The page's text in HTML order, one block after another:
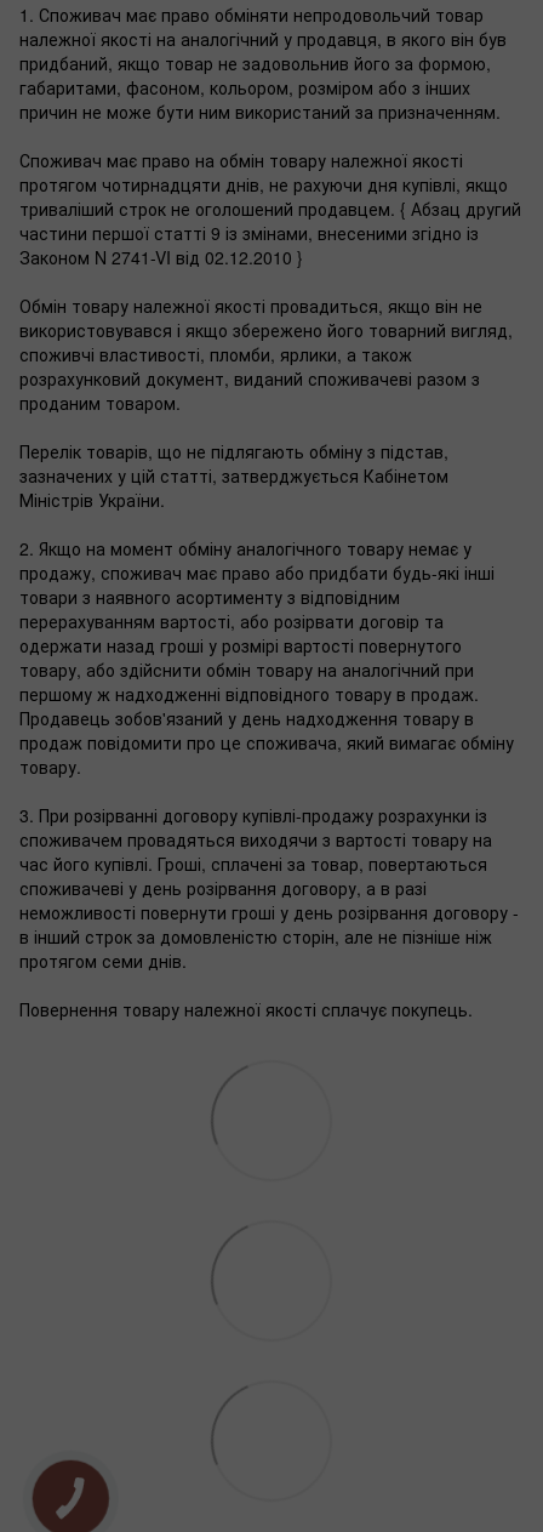
1. Споживач має право обміняти непродовольчий товар
належної якості на аналогічний у продавця, в якого він був
придбаний, якщо товар не задовольнив його за формою,
габаритами, фасоном, кольором, розміром або з інших
причин не може бути ним використаний за призначенням.
Споживач має право на обмін товару належної якості
протягом чотирнадцяти днів, не рахуючи дня купівлі, якщо
триваліший строк не оголошений продавцем. { Абзац другий
частини першої статті 9 із змінами, внесеними згідно із
Законом N 2741-VI від 02.12.2010 }
Обмін товару належної якості провадиться, якщо він не
використовувався і якщо збережено його товарний вигляд,
споживчі властивості, пломби, ярлики, а також
розрахунковий документ, виданий споживачеві разом з
проданим товаром.
Перелік товарів, що не підлягають обміну з підстав,
зазначених у цій статті, затверджується Кабінетом
Міністрів України.
2. Якщо на момент обміну аналогічного товару немає у
продажу, споживач має право або придбати будь-які інші
товари з наявного асортименту з відповідним
перерахуванням вартості, або розірвати договір та
одержати назад гроші у розмірі вартості повернутого
товару, або здійснити обмін товару на аналогічний при
першому ж надходженні відповідного товару в продаж.
Продавець зобов'язаний у день надходження товару в
продаж повідомити про це споживача, який вимагає обміну
товару.
3. При розірванні договору купівлі-продажу розрахунки із
споживачем провадяться виходячи з вартості товару на
час його купівлі. Гроші, сплачені за товар, повертаються
споживачеві у день розірвання договору, а в разі
неможливості повернути гроші у день розірвання договору -
в інший строк за домовленістю сторін, але не пізніше ніж
протягом семи днів.
Повернення товару належної якості сплачує покупець.